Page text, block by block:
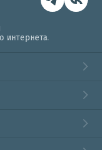
интернета.